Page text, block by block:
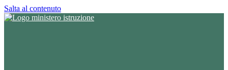
Salta al contenuto